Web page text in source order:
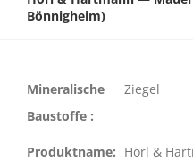
Bönnigheim)
Mineralische
Baustoffe :
Ziegel
Produktname: Hörl &